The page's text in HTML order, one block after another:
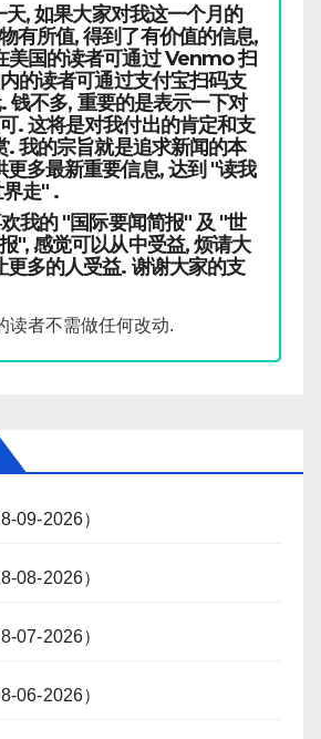
, 如果大家对我这一个月的
有所值, 得到了有价值的信息,
美国的读者可通过 Venmo 扫
的读者可通过支付宝扫码支
钱不多, 重要的是表示一下对
. 这将是对我付出的肯定和支
. 我的宗旨就是追求新闻的本
更多最新重要信息, 达到 "读我
走" .
我的 "国际要闻简报" 及 "世
", 感觉可以从中受益, 烦请大
更多的人受益. 谢谢大家的支
读者不需做任何改动.
09-2026）
08-2026）
07-2026）
06-2026）